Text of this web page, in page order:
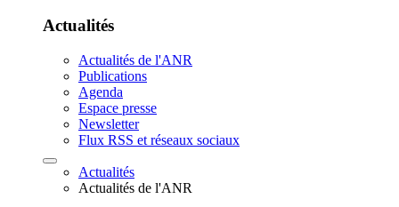
Actualités
Actualités de l'ANR
Publications
Agenda
Espace presse
Newsletter
Flux RSS et réseaux sociaux
Actualités
Actualités de l'ANR